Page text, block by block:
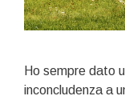
Ho sempre dato
inconcludenza a